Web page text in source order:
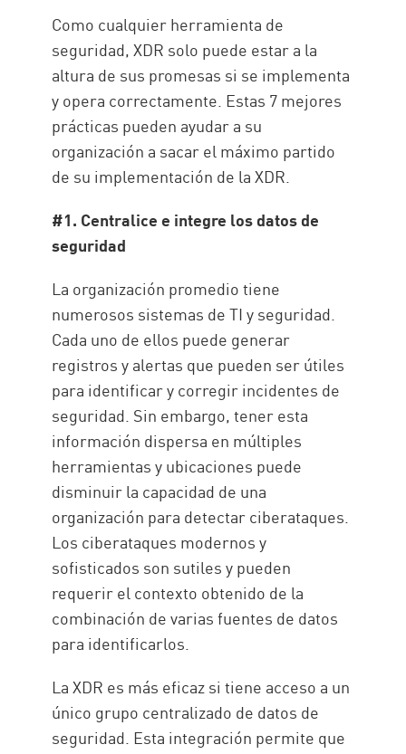
Como cualquier herramienta de
seguridad, XDR solo puede estar a la
altura de sus promesas si se implementa
y opera correctamente. Estas 7 mejores
prácticas pueden ayudar a su
organización a sacar el máximo partido
de su implementación de la XDR.
#1. Centralice e integre los datos de
seguridad
La organización promedio tiene
numerosos sistemas de TI y seguridad.
Cada uno de ellos puede generar
registros y alertas que pueden ser útiles
para identificar y corregir incidentes de
seguridad. Sin embargo, tener esta
información dispersa en múltiples
herramientas y ubicaciones puede
disminuir la capacidad de una
organización para detectar ciberataques.
Los ciberataques modernos y
sofisticados son sutiles y pueden
requerir el contexto obtenido de la
combinación de varias fuentes de datos
para identificarlos.
La XDR es más eficaz si tiene acceso a un
único grupo centralizado de datos de
seguridad. Esta integración permite que